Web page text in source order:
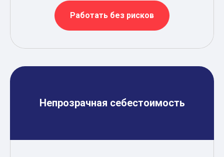
Работать без рисков
Непрозрачная себестоимость